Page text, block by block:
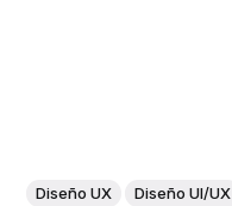
Diseño UX Diseño UI/UX